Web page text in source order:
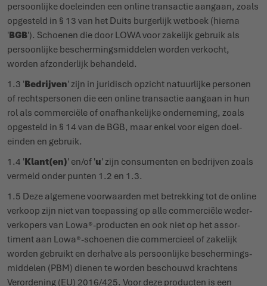
persoonlijke doel­einden een online transactie aangaan, zoals
opgesteld in § 13 van het Duits burgerlijk wetboek (hierna
'BGB'). Schoenen die door LOWA voor zakelijk gebruik als
persoonlijke bescher­mings­middelen worden verkocht,
worden afzon­derlijk behandeld.
1.3 'Bedrijven' zijn in juridisch opzicht natuurlijke personen
of rechts­personen die een online transactie aangaan in hun
rol als commerciële of onaf­han­kelijke onder­neming, zoals
opgesteld in § 14 van de BGB, maar enkel voor eigen doel­
einden en gebruik.
1.4 'Klant(en)' en/of 'u' zijn consu­menten en bedrijven zoals
vermeld onder punten 1.2 en 1.3.
1.5 Deze algemene voor­waarden met betrekking tot de online
verkoop zijn niet van toepassing op alle commerciële weder­
ver­kopers van Lowa®-producten en ook niet op het assor­
timent aan Lowa®-schoenen die commercieel of zakelijk
worden gebruikt en derhalve als persoonlijke bescher­mings­
middelen (PBM) dienen te worden beschouwd krachtens
Veror­dening (EU) 2016/425. Voor deze producten is een